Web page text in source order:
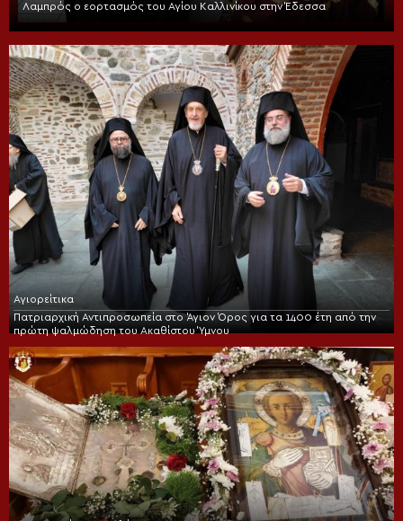
Λαμπρός ο εορτασμός του Αγίου Καλλινίκου στην Έδεσσα
Αγιορείτικα
Πατριαρχική Αντιπροσωπεία στο Άγιον Όρος για τα 1400 έτη από την
πρώτη ψαλμώδηση του Ακαθίστου Ύμνου